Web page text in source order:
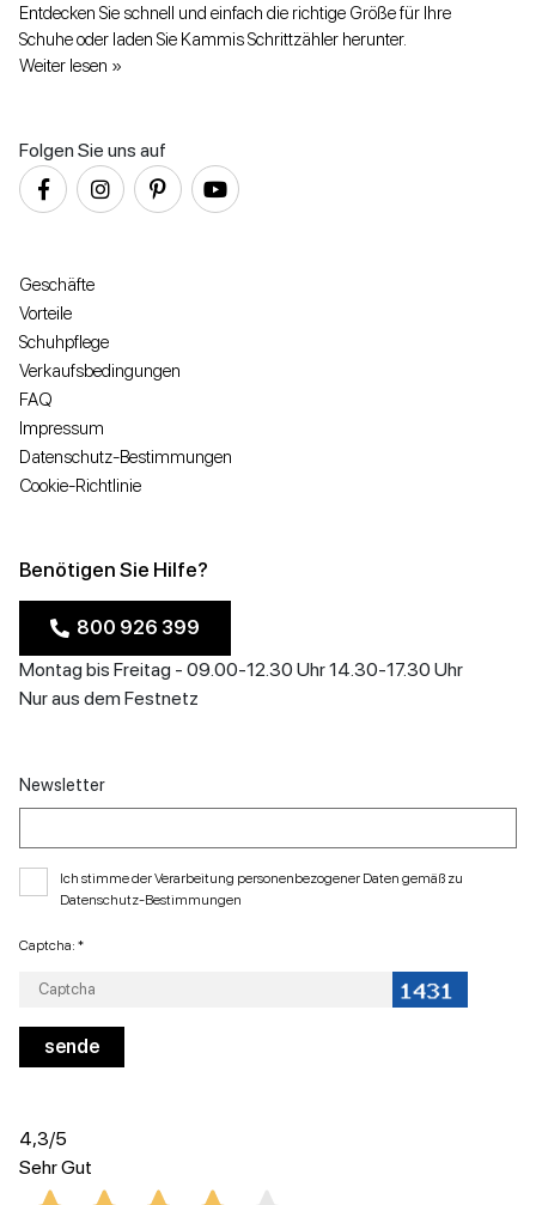
Entdecken Sie schnell und einfach die richtige Größe für Ihre
Schuhe oder laden Sie Kammis Schrittzähler herunter.
Weiter lesen »
Folgen Sie uns auf
Geschäfte
Vorteile
Schuhpflege
Verkaufsbedingungen
FAQ
Impressum
Datenschutz-Bestimmungen
Cookie-Richtlinie
Benötigen Sie Hilfe?
800 926 399
Montag bis Freitag - 09.00-12.30 Uhr 14.30-17.30 Uhr
Nur aus dem Festnetz
Newsletter
Ich stimme der Verarbeitung personenbezogener Daten gemäß zu
Datenschutz-Bestimmungen
Captcha: *
4,3/5
Sehr Gut